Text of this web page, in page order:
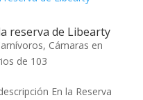
reserva de Libearty
, Cámaras en
de 103
En la Reserva